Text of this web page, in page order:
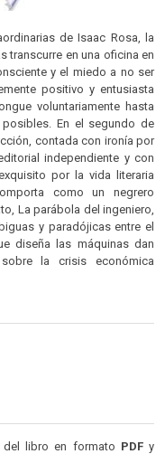
de Isaac Rosa, la
transcurre en una oficina en
y el miedo a no ser
positivo y entusiasta
voluntariamente hasta
En el segundo de
contada con ironía por
independiente y con
por la vida literaria
como un negrero
La parábola del ingeniero,
y paradójicas entre el
diseña las máquinas dan
la crisis económica
del libro en formato PDFy